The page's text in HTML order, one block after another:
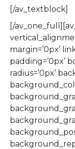
[/av_textblock]
[/
margin=’0px’
padding=’0px’
radius=’0px’